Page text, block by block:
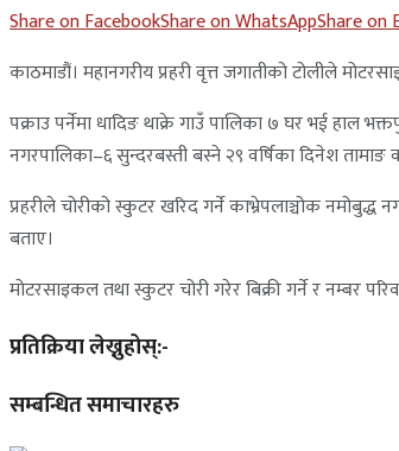
Share on FacebookShare on WhatsAppShare on
काठमाडौं। महानगरीय प्रहरी वृत्त जगातीको टोलीले
पक्राउ पर्नेमा धादिङ थाक्रे गाउँ पालिका ७ घर भई हाल
नगरपालिका–६ सुन्दरबस्ती बस्ने २९ वर्षिका दिनेश
प्रहरीले चोरीको स्कुटर खरिद गर्ने काभ्रेपलाञ्चोक
बताए।
मोटरसाइकल तथा स्कुटर चोरी गरेर बिक्री गर्ने र नम्बर
प्रतिक्रिया लेख्नुहोस्:-
सम्बन्धित समाचारहरु